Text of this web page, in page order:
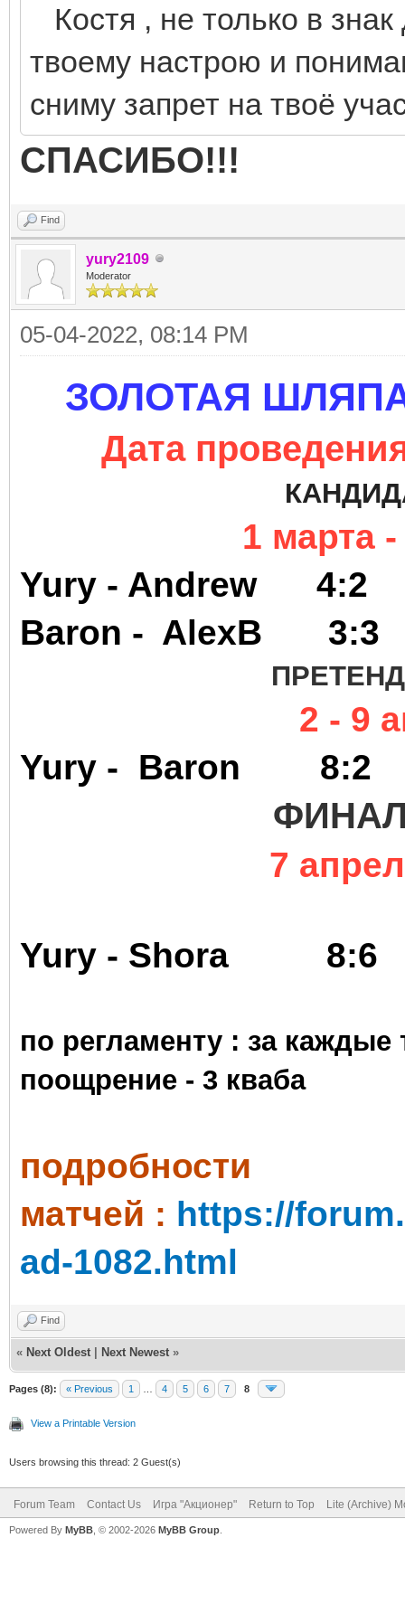
Костя , не только в
твоему настрою и
сниму запрет на твоё
СПАСИБО!!!
Find
yury2109
Moderator
05-04-2022, 08:14 PM
ЗОЛОТАЯ
Дата
1 марта
Yury -
Baron - AlexB
2 - 9
Yury -
7
Yury - Shora 8
по регламенту : за каждые
поощрение - 3 кваба
подробности
матчей : https://
ad-1082.html
Find
« Next Oldest Next Newest »
Pages (8): « Previous 1 4 5 6 7 8
View a Printable Version
Users browsing this thread: 2 Guest(s)
Forum Team Contact Us Игра "Акционер" Return to Top Lite (Archive)
Powered By MyBB , © 2002-2026 MyBB Group